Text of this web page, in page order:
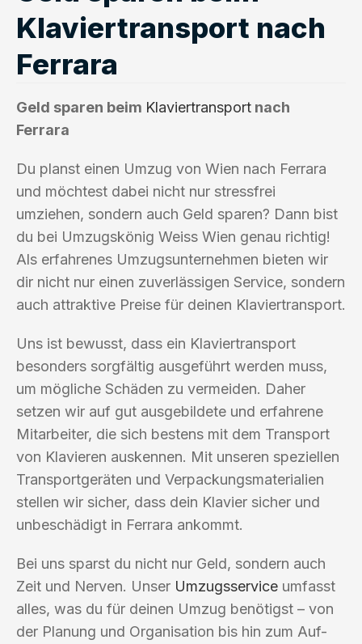
Klaviertransport nach
Ferrara
Geld sparen beim Klaviertransport nach
Ferrara
Du planst einen Umzug von Wien nach Ferrara
und möchtest dabei nicht nur stressfrei
umziehen, sondern auch Geld sparen? Dann bist
du bei Umzugskönig Weiss Wien genau richtig!
Als erfahrenes Umzugsunternehmen bieten wir
dir nicht nur einen zuverlässigen Service, sondern
auch attraktive Preise für deinen Klaviertransport.
Uns ist bewusst, dass ein Klaviertransport
besonders sorgfältig ausgeführt werden muss,
um mögliche Schäden zu vermeiden. Daher
setzen wir auf gut ausgebildete und erfahrene
Mitarbeiter, die sich bestens mit dem Transport
von Klavieren auskennen. Mit unseren speziellen
Transportgeräten und Verpackungsmaterialien
stellen wir sicher, dass dein Klavier sicher und
unbeschädigt in Ferrara ankommt.
Bei uns sparst du nicht nur Geld, sondern auch
Zeit und Nerven. Unser Umzugsservice umfasst
alles, was du für deinen Umzug benötigst – von
der Planung und Organisation bis hin zum Auf-